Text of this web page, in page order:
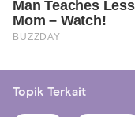
Topik Terkait